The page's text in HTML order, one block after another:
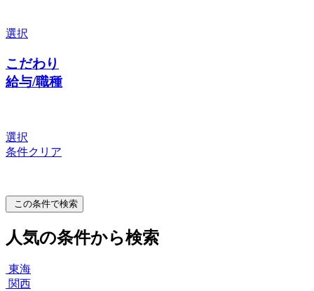
選択
こだわり
給与/職種
選択
条件クリア
この条件で検索
人気の条件から検索
東海
関西